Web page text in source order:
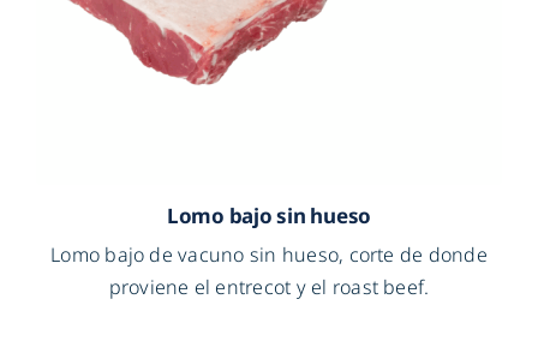
Lomo bajo sin hueso
Lomo bajo de vacuno sin hueso, corte de donde
proviene el entrecot y el roast beef.